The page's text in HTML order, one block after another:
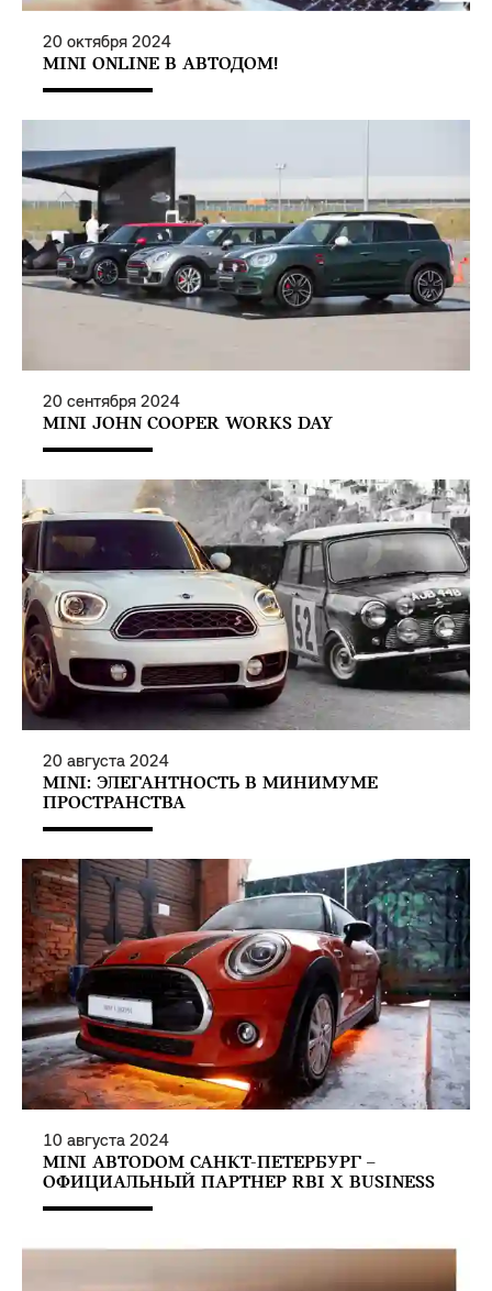
20 октября 2024
MINI ONLINE В АВТОДОМ!
20 сентября 2024
MINI JOHN COOPER WORKS DAY
20 августа 2024
MINI: ЭЛЕГАНТНОСТЬ В МИНИМУМЕ
ПРОСТРАНСТВА
10 августа 2024
MINI АВТОDОМ САНКТ-ПЕТЕРБУРГ –
ОФИЦИАЛЬНЫЙ ПАРТНЕР RBI X BUSINESS